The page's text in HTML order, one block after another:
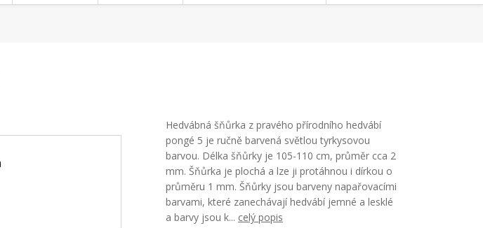
Hedvábná šňůrka z pravého přírodního hedvábí
pongé 5 je ručně barvená světlou tyrkysovou
barvou. Délka šňůrky je 105-110 cm, průměr cca 2
mm. Šňůrka je plochá a lze ji protáhnou i dírkou o
průměru 1 mm. Šňůrky jsou barveny napařovacími
barvami, které zanechávají hedvábí jemné a lesklé
a barvy jsou k... celý popis